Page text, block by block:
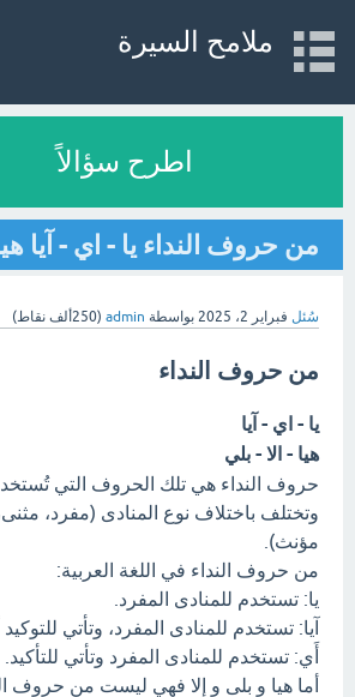
ملامح السيرة
اطرح سؤالاً
من حروف النداء يا - اي - آيا
سُئل فبراير 2، 2025 بواسطة admin
(250ألف نقاط)
من حروف النداء
يا - اي - آيا
هيا - الا - بلي
حروف النداء هي تلك الحروف التي تُستخدم
وتختلف باختلاف نوع المنادى (مفرد،
مؤنث).
من حروف النداء في اللغة العربية:
يا: تستخدم للمنادى المفرد.
آيا: تستخدم للمنادى المفرد، وتأتي للتوكيد
أَي: تستخدم للمنادى المفرد وتأتي للتأكيد.
أما هيا و بلى و إلا فهي ليست من حروف